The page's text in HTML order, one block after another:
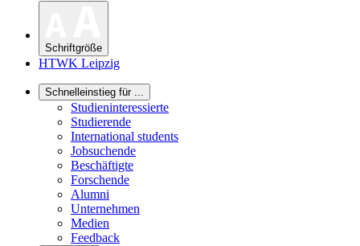
Schriftgröße
HTWK Leipzig
Schnelleinstieg für ...
Studieninteressierte
Studierende
International students
Jobsuchende
Beschäftigte
Forschende
Alumni
Unternehmen
Medien
Feedback